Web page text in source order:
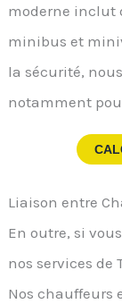
moderne inclut
minibus et
la sécurité,
notamment
Liaison entre
En outre, si
nos services de
Nos chauffeurs